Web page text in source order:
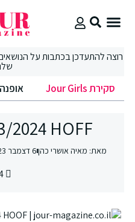
רוצה להתעדכן בכתבות על הנושאים
שלנו
סקירת Jour Girls אופנה
2024 HOFF
מאת:מאיה אושרי כהן6 דצמבר 2023